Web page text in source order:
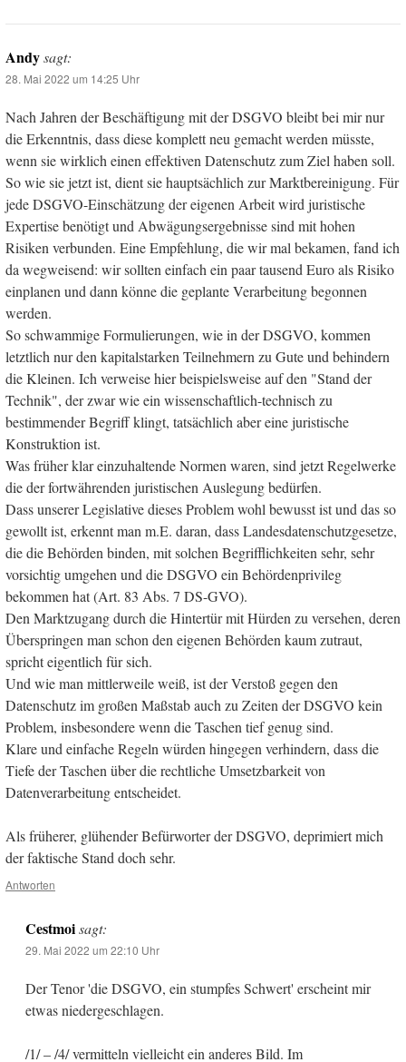
Andysagt:
28. Mai 2022 um 14:25 Uhr
Nach Jahren der Beschäftigung mit der DSGVO bleibt bei mir nur
die Erkenntnis, dass diese komplett neu gemacht werden müsste,
wenn sie wirklich einen effektiven Datenschutz zum Ziel haben soll.
So wie sie jetzt ist, dient sie hauptsächlich zur Marktbereinigung. Für
jede DSGVO-Einschätzung der eigenen Arbeit wird juristische
Expertise benötigt und Abwägungsergebnisse sind mit hohen
Risiken verbunden. Eine Empfehlung, die wir mal bekamen, fand ich
da wegweisend: wir sollten einfach ein paar tausend Euro als Risiko
einplanen und dann könne die geplante Verarbeitung begonnen
werden.
So schwammige Formulierungen, wie in der DSGVO, kommen
letztlich nur den kapitalstarken Teilnehmern zu Gute und behindern
die Kleinen. Ich verweise hier beispielsweise auf den "Stand der
Technik", der zwar wie ein wissenschaftlich-technisch zu
bestimmender Begriff klingt, tatsächlich aber eine juristische
Konstruktion ist.
Was früher klar einzuhaltende Normen waren, sind jetzt Regelwerke
die der fortwährenden juristischen Auslegung bedürfen.
Dass unserer Legislative dieses Problem wohl bewusst ist und das so
gewollt ist, erkennt man m.E. daran, dass Landesdatenschutzgesetze,
die die Behörden binden, mit solchen Begrifflichkeiten sehr, sehr
vorsichtig umgehen und die DSGVO ein Behördenprivileg
bekommen hat (Art. 83 Abs. 7 DS-GVO).
Den Marktzugang durch die Hintertür mit Hürden zu versehen, deren
Überspringen man schon den eigenen Behörden kaum zutraut,
spricht eigentlich für sich.
Und wie man mittlerweile weiß, ist der Verstoß gegen den
Datenschutz im großen Maßstab auch zu Zeiten der DSGVO kein
Problem, insbesondere wenn die Taschen tief genug sind.
Klare und einfache Regeln würden hingegen verhindern, dass die
Tiefe der Taschen über die rechtliche Umsetzbarkeit von
Datenverarbeitung entscheidet.
Als früherer, glühender Befürworter der DSGVO, deprimiert mich
der faktische Stand doch sehr.
Antworten
Cestmoi sagt:
29. Mai 2022 um 22:10 Uhr
Der Tenor 'die DSGVO, ein stumpfes Schwert' erscheint mir
etwas niedergeschlagen.
/1/ – /4/ vermitteln vielleicht ein anderes Bild. Im